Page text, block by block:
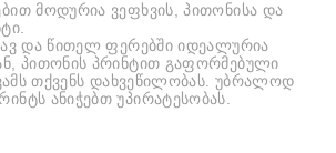
მოდურია ვეფხვის, პითონისა და
და წითელ ფერებში იდეალურია
პითონის პრინტით გაფორმებული
თქვენს დახვეწილობას. უბრალოდ
ანიჭებთ უპირატესობას.